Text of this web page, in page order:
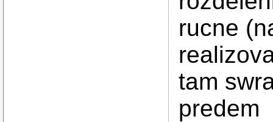
rucne
tam
predem